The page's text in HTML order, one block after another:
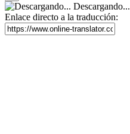
Descargando...
Enlace directo a la traducción: